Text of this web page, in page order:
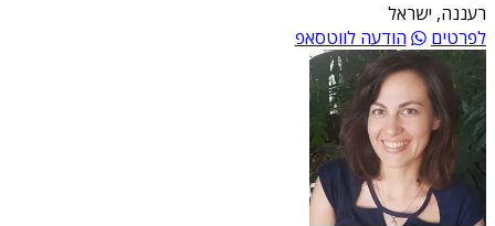
רעננה, ישראל
לפרטים
הודעה לווטסאפ